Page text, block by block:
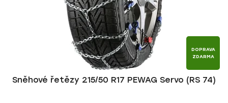
DOPRAVA
ZDARMA
Sněhové řetězy 215/50 R17 PEWAG Servo (RS 74)